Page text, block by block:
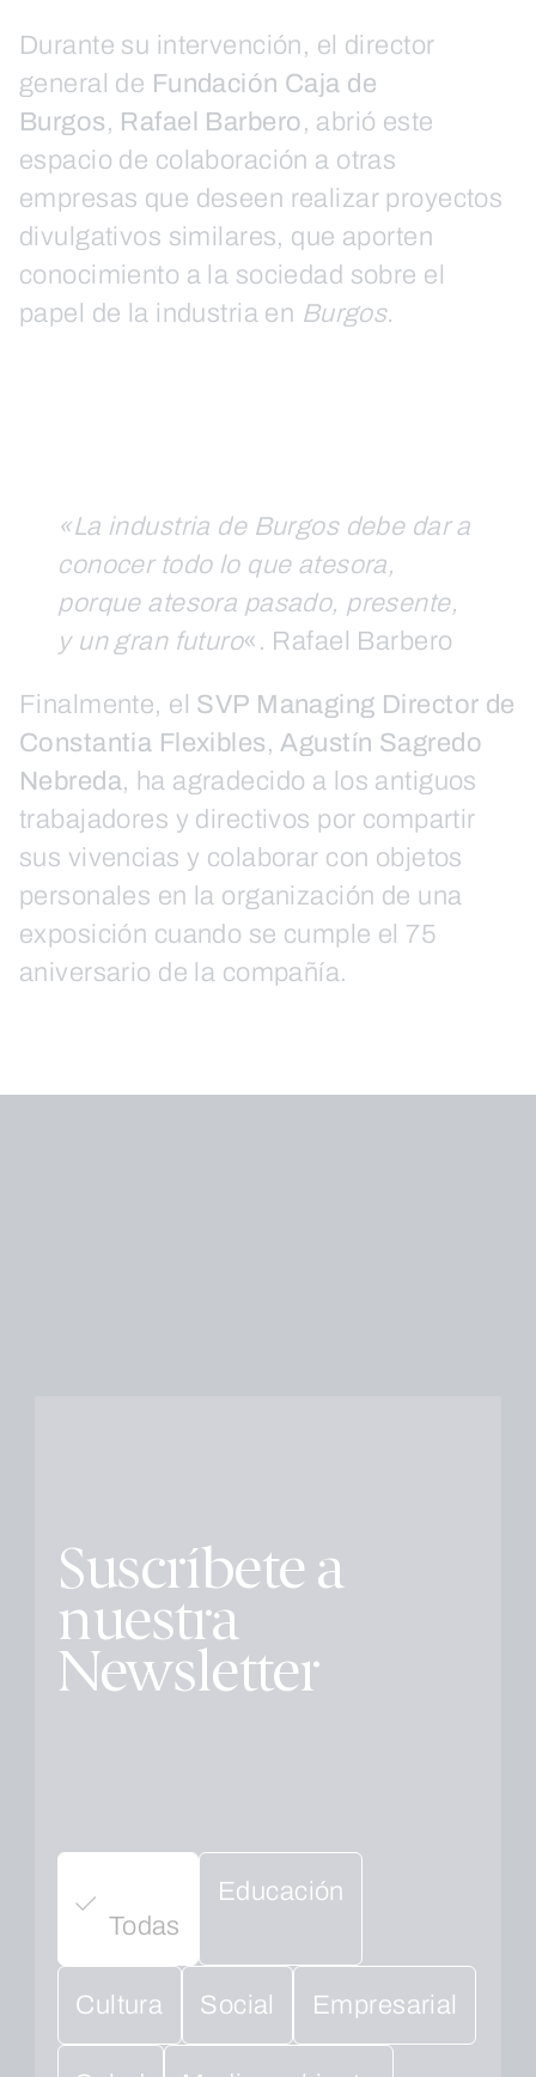
Durante su intervención, el director
general de Fundación Caja de
Burgos, Rafael Barbero, abrió este
espacio de colaboración a otras
empresas que deseen realizar proyectos
divulgativos similares, que aporten
conocimiento a la sociedad sobre el
papel de la industria en Burgos.
«La industria de Burgos debe dar a
conocer todo lo que atesora,
porque atesora pasado, presente,
y un gran futuro«. Rafael Barbero
Finalmente, el SVP Managing Director de
Constantia Flexibles,Agustín Sagredo
Nebreda, ha agradecido a los antiguos
trabajadores y directivos por compartir
sus vivencias y colaborar con objetos
personales en la organización de una
exposición cuando se cumple el 75
aniversario de la compañía.
Suscríbete a
nuestra
Newsletter
Todas
Educación
Cultura Social Empresarial